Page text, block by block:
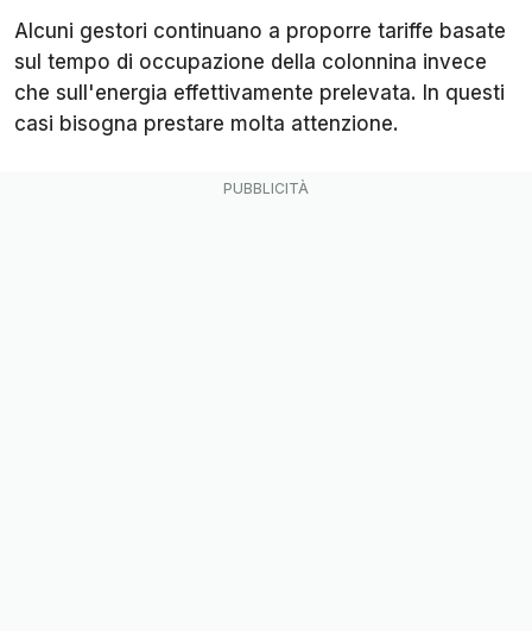
Alcuni gestori continuano a proporre tariffe basate
sul tempo di occupazione della colonnina invece
che sull'energia effettivamente prelevata. In questi
casi bisogna prestare molta attenzione.